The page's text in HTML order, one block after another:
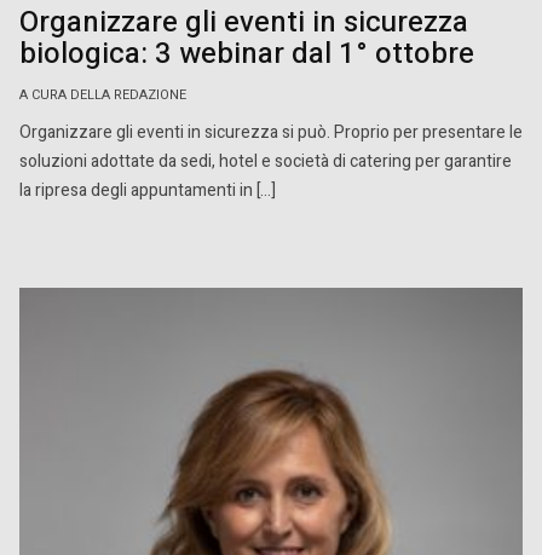
Organizzare gli eventi in sicurezza
biologica: 3 webinar dal 1° ottobre
A CURA DELLA REDAZIONE
Organizzare gli eventi in sicurezza si può. Proprio per presentare le
soluzioni adottate da sedi, hotel e società di catering per garantire
la ripresa degli appuntamenti in […]